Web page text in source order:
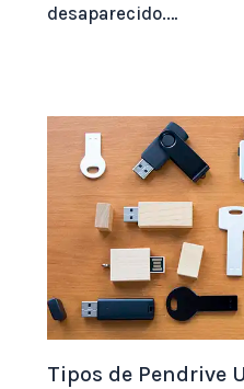
desaparecido.…
Tipos de Pendrive